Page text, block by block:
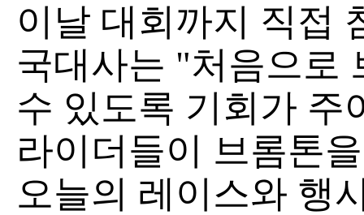
이날 대회까지 직접
국대사는 "처음으로
수 있도록 기회가 주
라이더들이 브롬톤
오늘의 레이스와 행